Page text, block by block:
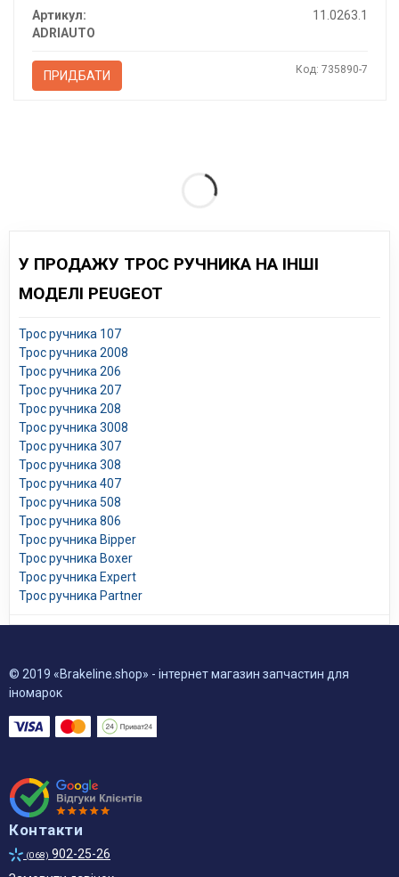
Артикул:
11.0263.1
ADRIAUTO
ПРИДБАТИ Код: 735890-7
У ПРОДАЖУ ТРОС РУЧНИКА НА ІНШІ
МОДЕЛІ PEUGEOT
Трос ручника 107
Трос ручника 2008
Трос ручника 206
Трос ручника 207
Трос ручника 208
Трос ручника 3008
Трос ручника 307
Трос ручника 308
Трос ручника 407
Трос ручника 508
Трос ручника 806
Трос ручника Bipper
Трос ручника Boxer
Трос ручника Expert
Трос ручника Partner
© 2019 «Brakeline.shop» - інтернет магазин запчастин для
іномарок
Контакти
(068) 902-25-26